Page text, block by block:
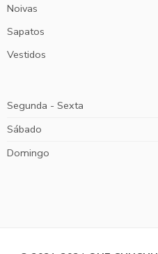
Noivas
Sapatos
Vestidos
Segunda - Sexta
Sábado
Domingo